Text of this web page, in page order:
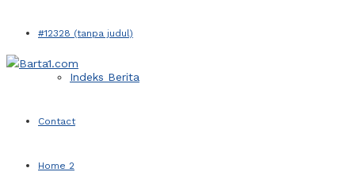
#12328 (tanpa judul)
Indeks Berita
Contact
Home 2